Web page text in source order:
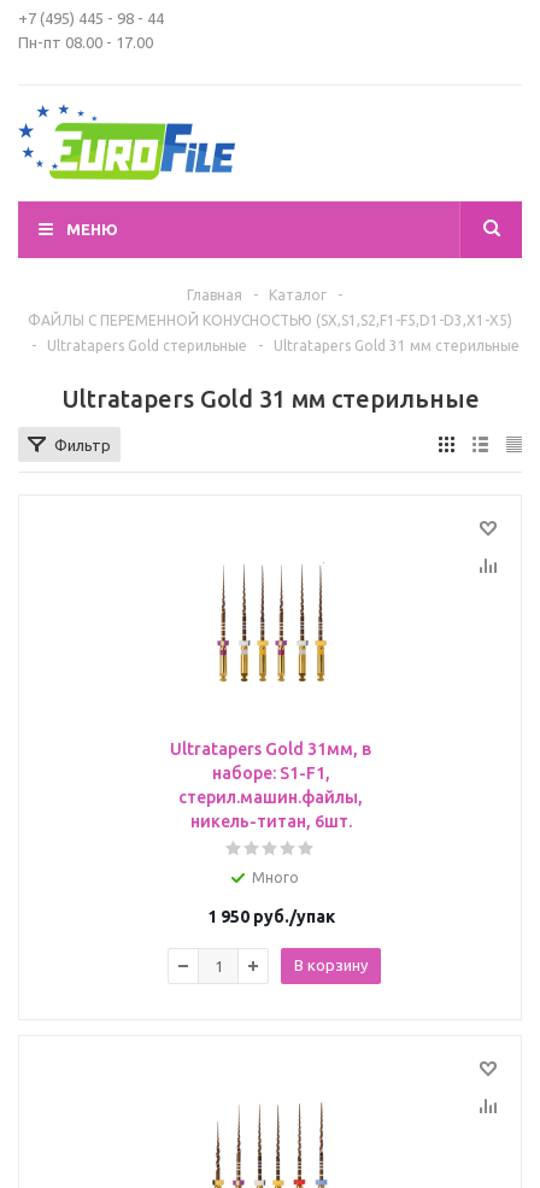
+7 (495) 445 - 98 - 44
Пн-пт 08.00 - 17.00
МЕНЮ
Главная - Каталог
-
ФАЙЛЫ С ПЕРЕМЕННОЙ КОНУСНОСТЬЮ (SX,S1,S2,F1-F5,D1-D3,X1-X5)
-
Ultratapers Gold стерильные - Ultratapers Gold 31 мм стерильные
Ultratapers Gold 31 мм стерильные
Фильтр
Ultratapers Gold 31мм, в
наборе: S1-F1,
стерил.машин.файлы,
никель-титан, 6шт.
Много
1 950руб./упак
В корзину